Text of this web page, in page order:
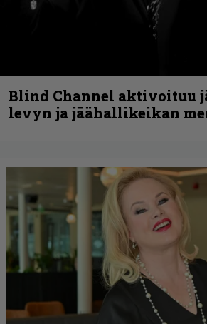
Blind Channel aktivoituu
levyn ja jäähallikeikan